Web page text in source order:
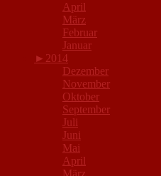
April
März
Februar
Januar
► 2014
Dezember
November
Oktober
September
Juli
Juni
Mai
April